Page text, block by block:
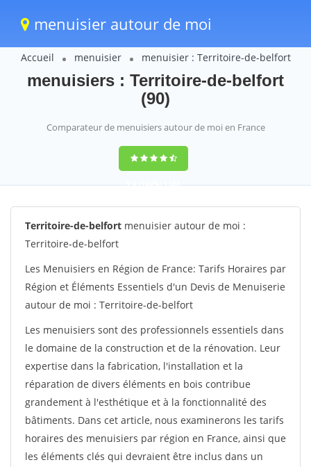
menuisier autour de moi
Accueil menuisier menuisier : Territoire-de-belfort
menuisiers : Territoire-de-belfort
(90)
Comparateur de menuisiers autour de moi en France
9,6(100%)1388
votes
Territoire-de-belfort menuisier autour de moi :
Territoire-de-belfort
Les Menuisiers en Région de France: Tarifs Horaires par
Région et Éléments Essentiels d'un Devis de Menuiserie
autour de moi : Territoire-de-belfort
Les menuisiers sont des professionnels essentiels dans
le domaine de la construction et de la rénovation. Leur
expertise dans la fabrication, l'installation et la
réparation de divers éléments en bois contribue
grandement à l'esthétique et à la fonctionnalité des
bâtiments. Dans cet article, nous examinerons les tarifs
horaires des menuisiers par région en France, ainsi que
les éléments clés qui devraient être inclus dans un